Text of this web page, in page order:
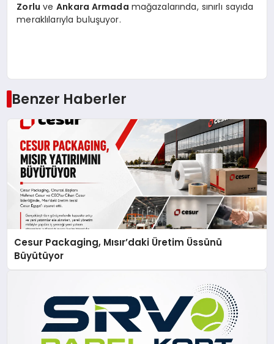
Zorlu veAnkara Armada mağazalarında, sınırlı sayıda
meraklılarıyla buluşuyor.
Benzer Haberler
Cesur Packaging, Mısır’daki Üretim Üssünü
Büyütüyor